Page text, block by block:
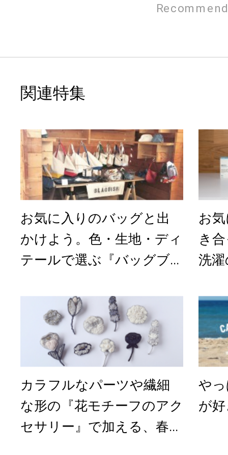
関連特集
お気に入りのバッグと出
かけよう。色・生地・ディ
テールで選ぶ『バッグブ...
お
き
洗
カラフルなパーツや繊細
な形の『花モチーフのアク
セサリー』で加える、春...
や
が